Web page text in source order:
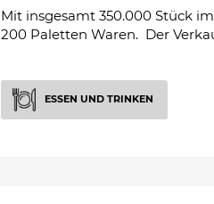
Mit insgesamt 350.000 Stück
200 Paletten Waren. Der
ESSEN UND TRINKEN